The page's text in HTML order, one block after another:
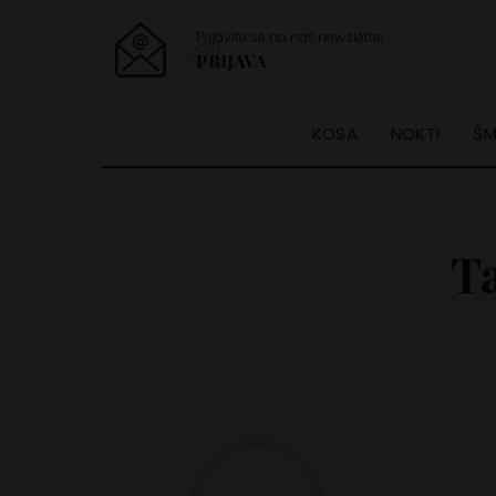
Prijavite se na naš newsletter
PRIJAVA
KOSA NOKTI